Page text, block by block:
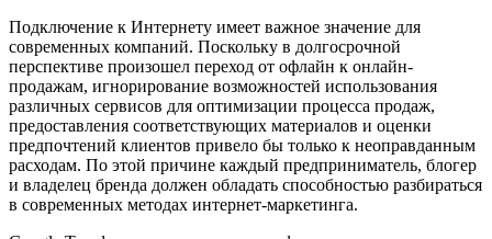
Подключение к Интернету имеет важное значение для
современных компаний. Поскольку в долгосрочной
перспективе произошел переход от офлайн к онлайн-
продажам, игнорирование возможностей использования
различных сервисов для оптимизации процесса продаж,
предоставления соответствующих материалов и оценки
предпочтений клиентов привело бы только к неоправданным
расходам. По этой причине каждый предприниматель, блогер
и владелец бренда должен обладать способностью разбираться
в современных методах интернет-маркетинга.